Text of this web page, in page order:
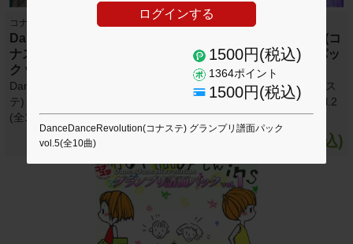
ログインする
1500円(税込)
1364ポイント
1500円(税込)
DanceDanceRevolution(コナステ) グランプリ譜面パック
vol.5(全10曲)
コナステ DDR
DanceDanceRevolution(コ
ナステ) グランプリ譜面パッ
ク vol.3
DanceDanceRevolution(コナス
テ) グランプリ譜面パック vol.3
(全10曲)
1500円(税込)
コナステ DDR
DanceDanceRevolution(コ
ナステ) グランプリ譜面パッ
ク vol.2
DanceDanceRevolution(コナス
テ) グランプリ譜面パック vol.2
(全10曲)
1500円(税込)